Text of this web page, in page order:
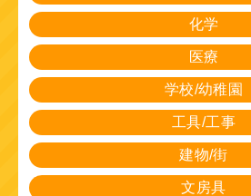
化学
医療
学校/幼稚園
工具/工事
建物/街
文房具